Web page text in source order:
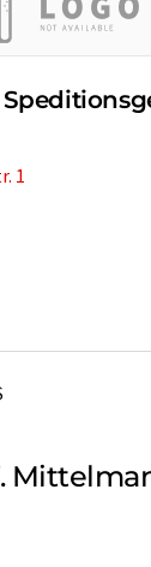
1